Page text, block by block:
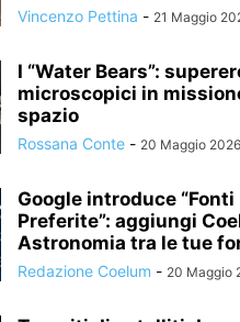
Vincenzo Pettina - 21 Maggio
I “Water Bears”:
microscopici in
spazio
Rossana Conte - 20 Maggio 2026
Google introduce “Fonti
Preferite”: aggiungi
Astronomia tra le tue
Redazione Coelum - 20 Maggio